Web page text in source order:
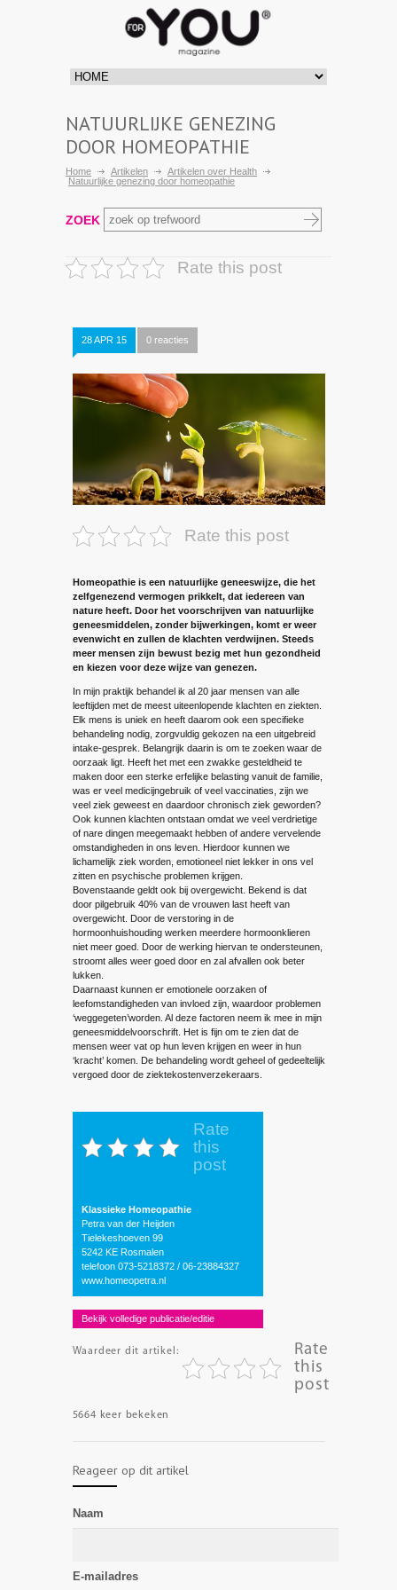
NATUURLIJKE GENEZING
DOOR HOMEOPATHIE
Home Artikelen
Artikelen over Health
Natuurlijke genezing door homeopathie
ZOEK
Rate this post
28 APR 15 0 reacties
Rate this post
Homeopathie is een natuurlijke geneeswijze, die het
zelfgenezend vermogen prikkelt, dat iedereen van
nature heeft. Door het voorschrijven van natuurlijke
geneesmiddelen, zonder bijwerkingen, komt er weer
evenwicht en zullen de klachten verdwijnen. Steeds
meer mensen zijn bewust bezig met hun gezondheid
en kiezen voor deze wijze van genezen.
In mijn praktijk behandel ik al 20 jaar mensen van alle
leeftijden met de meest uiteenlopende klachten en ziekten.
Elk mens is uniek en heeft daarom ook een specifieke
behandeling nodig, zorgvuldig gekozen na een uitgebreid
intake-gesprek. Belangrijk daarin is om te zoeken waar de
oorzaak ligt. Heeft het met een zwakke gesteldheid te
maken door een sterke erfelijke belasting vanuit de familie,
was er veel medicijngebruik of veel vaccinaties, zijn we
veel ziek geweest en daardoor chronisch ziek geworden?
Ook kunnen klachten ontstaan omdat we veel verdrietige
of nare dingen meegemaakt hebben of andere vervelende
omstandigheden in ons leven. Hierdoor kunnen we
lichamelijk ziek worden, emotioneel niet lekker in ons vel
zitten en psychische problemen krijgen.
Bovenstaande geldt ook bij overgewicht. Bekend is dat
door pilgebruik 40% van de vrouwen last heeft van
overgewicht. Door de verstoring in de
hormoonhuishouding werken meerdere hormoonklieren
niet meer goed. Door de werking hiervan te ondersteunen,
stroomt alles weer goed door en zal afvallen ook beter
lukken.
Daarnaast kunnen er emotionele oorzaken of
leefomstandigheden van invloed zijn, waardoor problemen
‘weggegeten’worden. Al deze factoren neem ik mee in mijn
geneesmiddelvoorschrift. Het is fijn om te zien dat de
mensen weer vat op hun leven krijgen en weer in hun
‘kracht’ komen. De behandeling wordt geheel of gedeeltelijk
vergoed door de ziektekostenverzekeraars.
Rate
this
post
Klassieke Homeopathie
Petra van der Heijden
Tielekeshoeven 99
5242 KE Rosmalen
telefoon 073-5218372 / 06-23884327
www.homeopetra.nl
Bekijk volledige publicatie/editie
Waardeer dit artikel:
Rate
this
post
5664 keer bekeken
Reageer op dit artikel
Naam
E-mailadres